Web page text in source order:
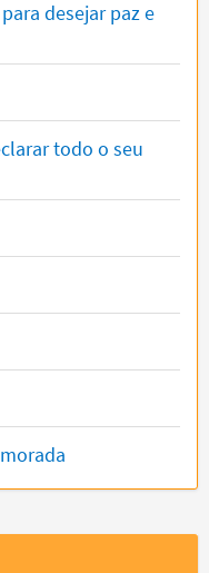
desejar paz e
todo o seu